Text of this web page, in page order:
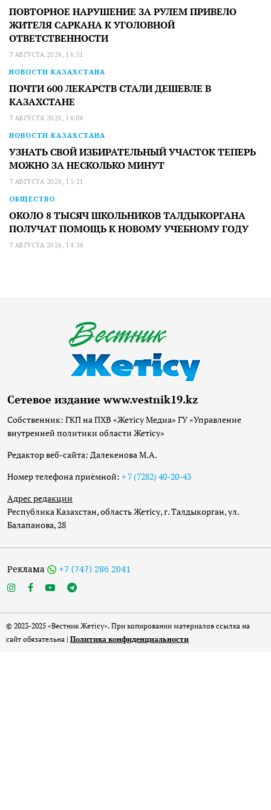
ПОВТОРНОЕ НАРУШЕНИЕ ЗА РУЛЕМ ПРИВЕЛО
ЖИТЕЛЯ САРКАНА К УГОЛОВНОЙ
ОТВЕТСТВЕННОСТИ
7 АВГУСТА 2026, 16:51
НОВОСТИ КАЗАХСТАНА
ПОЧТИ 600 ЛЕКАРСТВ СТАЛИ ДЕШЕВЛЕ В
КАЗАХСТАНЕ
7 АВГУСТА 2026, 16:06
НОВОСТИ КАЗАХСТАНА
УЗНАТЬ СВОЙ ИЗБИРАТЕЛЬНЫЙ УЧАСТОК ТЕПЕРЬ
МОЖНО ЗА НЕСКОЛЬКО МИНУТ
7 АВГУСТА 2026, 15:21
ОБЩЕСТВО
ОКОЛО 8 ТЫСЯЧ ШКОЛЬНИКОВ ТАЛДЫКОРГАНА
ПОЛУЧАТ ПОМОЩЬ К НОВОМУ УЧЕБНОМУ ГОДУ
7 АВГУСТА 2026, 14:36
Сетевое издание www.vestnik19.kz
Собственник: ГКП на ПХВ «Жетісу Медиа» ГУ «Управление
внутренней политики области Жетісу»
Редактор веб-сайта: Далекенова М.А.
Номер телефона приёмной: + 7 (7282) 40-20-43
Адрес редакции
Республика Казахстан, область Жетісу, г. Талдыкорган, ул.
Балапанова, 28
Реклама +7 (747) 286 2041
© 2023-2025 «Вестник Жетісу». При копировании материалов ссылка на
сайт обязательна | Политика конфиденциальности